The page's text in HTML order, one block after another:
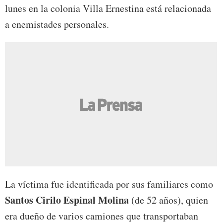
lunes en la colonia Villa Ernestina está relacionada
a enemistades personales.
La víctima fue identificada por sus familiares como
Santos Cirilo Espinal Molina (de 52 años), quien
era dueño de varios camiones que transportaban